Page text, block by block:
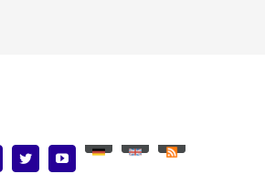
FacebookTwitterYouTubeDeutschEnglishBenutzerdefiniert